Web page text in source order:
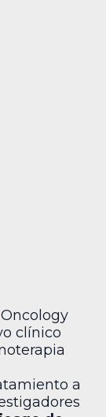
clínico
a